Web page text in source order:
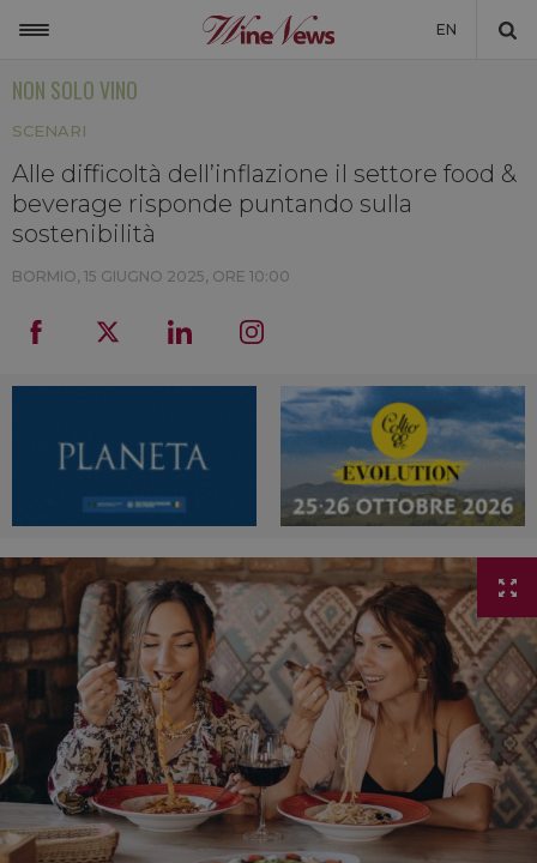
EN
NON SOLO VINO
LA CANTINA DI WINENEWS
DICONO DI NOI
NON SOLO VINO
SCENARI
Alle difficoltà dell’inflazione il settore food &
beverage risponde puntando sulla
sostenibilità
BORMIO, 15 GIUGNO 2025, ORE 10:00